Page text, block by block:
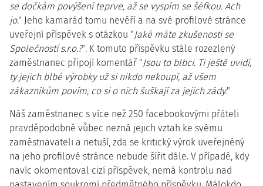
se dočkám povýšení teprve, až se vyspím se šéfkou. Ach
jo." Jeho kamarád tomu nevěří a na své profilové stránce
uveřejní příspěvek s otázkou "Jaké máte zkušenosti se
Společností s.r.o.?". K tomuto příspěvku stále rozezlený
zaměstnanec připojí komentář "Jsou to blbci. Ti ještě uvidí,
ty jejich blbé výrobky už si nikdo nekoupí, až všem
zákazníkům povím, co si o nich šuškají za jejich zády."
Náš zaměstnanec s více než 250 facebookovými přáteli
pravděpodobně vůbec nezná jejich vztah ke svému
zaměstnavateli a netuší, zda se kritický výrok uveřejněný
na jeho profilové stránce nebude šířit dále. V případě, kdy
navíc okomentoval cizí příspěvek, nemá kontrolu nad